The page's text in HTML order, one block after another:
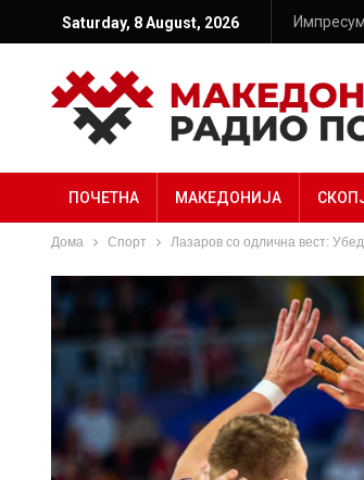
Saturday, 8 August, 2026 Импресум
ПОЧЕТНА МАКЕДОНИЈА
Дома Спорт Лазаров со одлична вест: